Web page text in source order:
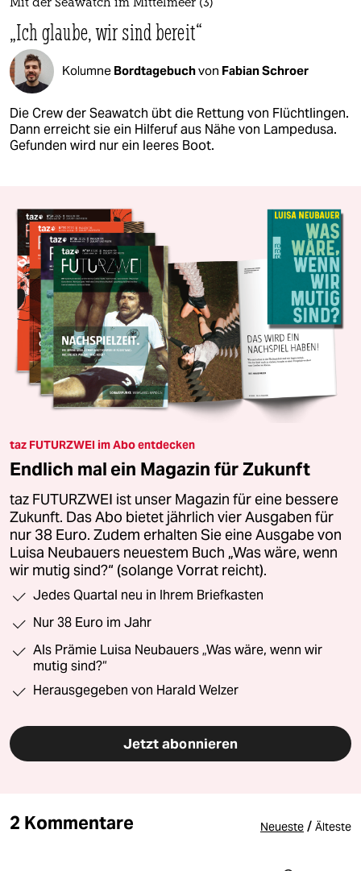
Mit der Seawatch im Mittelmeer (3)
„Ich glaube, wir sind bereit“
Kolumne Bordtagebuchvon Fabian Schroer
Die Crew der Seawatch übt die Rettung von Flüchtlingen.
Dann erreicht sie ein Hilferuf aus Nähe von Lampedusa.
Gefunden wird nur ein leeres Boot.
taz FUTURZWEI im Abo entdecken
Endlich mal ein Magazin für Zukunft
taz FUTURZWEI ist unser Magazin für eine bessere
Zukunft. Das Abo bietet jährlich vier Ausgaben für
nur 38 Euro. Zudem erhalten Sie eine Ausgabe von
Luisa Neubauers neuestem Buch „Was wäre, wenn
wir mutig sind?“ (solange Vorrat reicht).
Jedes Quartal neu in Ihrem Briefkasten
Nur 38 Euro im Jahr
Als Prämie Luisa Neubauers „Was wäre, wenn wir
mutig sind?“
Herausgegeben von Harald Welzer
Jetzt abonnieren
2 Kommentare Neueste / Älteste